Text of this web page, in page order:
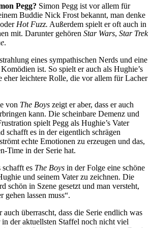
Pegg? Simon Pegg ist vor allem für
Buddie Nick Frost bekannt, man denke
oder Hot Fuzz. Außerdem spielt er oft auch in
mit. Darunter gehören Star Wars, Star Trek
.
eines sympathischen Nerds und eine
ist. So spielt er auch als Hughie’s
eher leichtere Rolle, die vor allem für Lacher
von The Boys zeigt er aber, dass er auch
kann. Die scheinbare Demenz und
spielt Pegg als Hughie’s Vater
schafft es in der eigentlich schrägen
echte Emotionen zu erzeugen und das,
Time in der Serie hat.
schafft es The Boys in der Folge eine schöne
und seinem Vater zu zeichnen. Die
schön in Szene gesetzt und man versteht,
gehen lassen muss .
überrascht, dass die Serie endlich was
der aktuellsten Staffel noch nicht viel